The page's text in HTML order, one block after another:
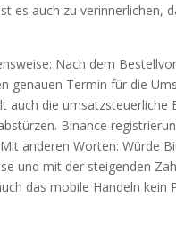
es auch zu verinnerlichen,
Nach dem
genauen Termin für die
auch die
Binance
anderen Worten: Würde
und mit der steigenden
das mobile Handeln